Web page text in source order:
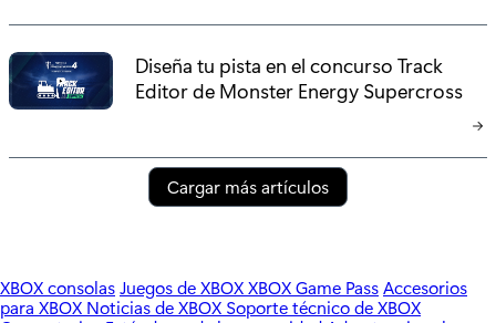
Diseña tu pista en el concurso Track
Editor de Monster Energy Supercross
Cargar más artículos
XBOX consolasJuegos de XBOXXBOX Game PassAccesorios
para XBOX Noticias de XBOX Soporte técnico de XBOX